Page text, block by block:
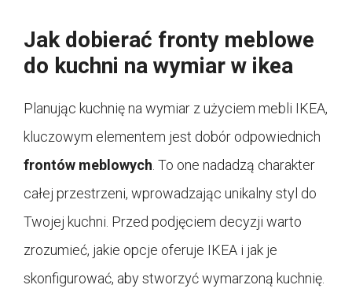
Jak dobierać fronty meblowe
do kuchni na wymiar w ikea
Planując kuchnię na wymiar z użyciem mebli IKEA,
kluczowym elementem jest dobór odpowiednich
frontów meblowych . To one nadadzą charakter
całej przestrzeni, wprowadzając unikalny styl do
Twojej kuchni. Przed podjęciem decyzji warto
zrozumieć, jakie opcje oferuje IKEA i jak je
skonfigurować, aby stworzyć wymarzoną kuchnię.